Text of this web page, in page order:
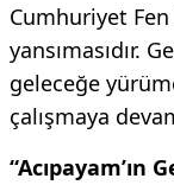
Cumhuriyet
yansımasıdır.
geleceğe
çalışmaya
“Acıpayam’ın